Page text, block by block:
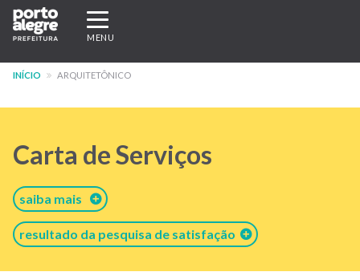
Pular
para
conteúdo
Expandir/recolher
navegação
MENU
INÍCIO ARQUITETÔNICO
Carta de Serviços
saiba mais
resultado da pesquisa de satisfação